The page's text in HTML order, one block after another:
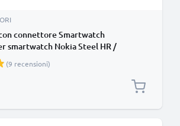
connettore Smartwatch
smartwatch Nokia Steel HR /
HR filo di 0,90m cavetto dati &
PVC, per bracciale fitenss
(9 recensioni)